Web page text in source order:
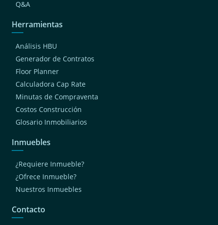
Q&A
Herramientas
Análisis HBU
Generador de Contratos
Floor Planner
Calculadora Cap Rate
Minutas de Compraventa
Costos Construcción
Glosario Inmobiliarios
Inmuebles
¿Requiere Inmueble?
¿Ofrece Inmueble?
Nuestros Inmuebles
Contacto